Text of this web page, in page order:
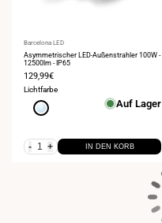
Anbieter:
Barcelona LED
Asymmetrischer LED-Außenstrahler 100W -
12500lm - IP65
Verkaufspreis
129,99€
Lichtfarbe
Kaltweiß
Auf Lager
- + IN DEN KORB